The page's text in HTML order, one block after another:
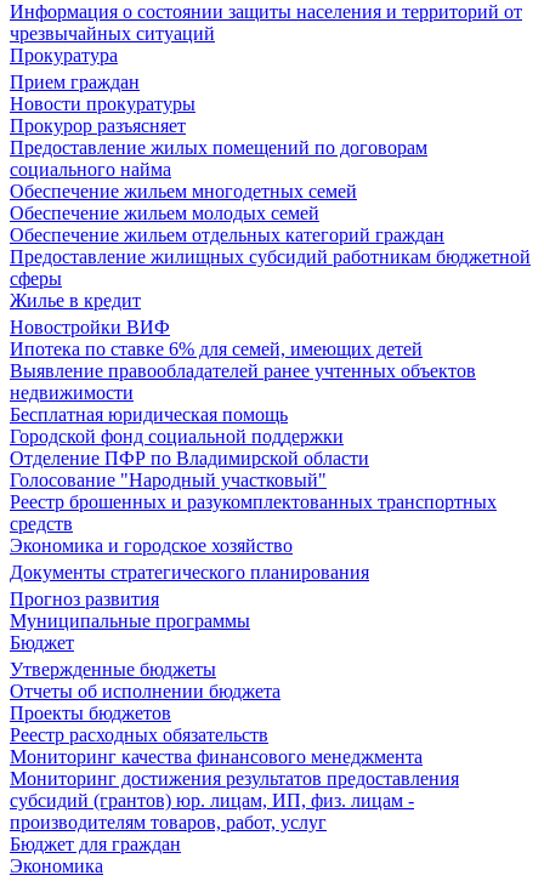
Информация о состоянии защиты населения и территорий от
чрезвычайных ситуаций
Прокуратура
Прием граждан
Новости прокуратуры
Прокурор разъясняет
Предоставление жилых помещений по договорам
социального найма
Обеспечение жильем многодетных семей
Обеспечение жильем молодых семей
Обеспечение жильем отдельных категорий граждан
Предоставление жилищных субсидий работникам бюджетной
сферы
Жилье в кредит
Новостройки ВИФ
Ипотека по ставке 6% для семей, имеющих детей
Выявление правообладателей ранее учтенных объектов
недвижимости
Бесплатная юридическая помощь
Городской фонд социальной поддержки
Отделение ПФР по Владимирской области
Голосование "Народный участковый"
Реестр брошенных и разукомплектованных транспортных
средств
Экономика и городское хозяйство
Документы стратегического планирования
Прогноз развития
Муниципальные программы
Бюджет
Утвержденные бюджеты
Отчеты об исполнении бюджета
Проекты бюджетов
Реестр расходных обязательств
Мониторинг качества финансового менеджмента
Мониторинг достижения результатов предоставления
субсидий (грантов) юр. лицам, ИП, физ. лицам -
производителям товаров, работ, услуг
Бюджет для граждан
Экономика